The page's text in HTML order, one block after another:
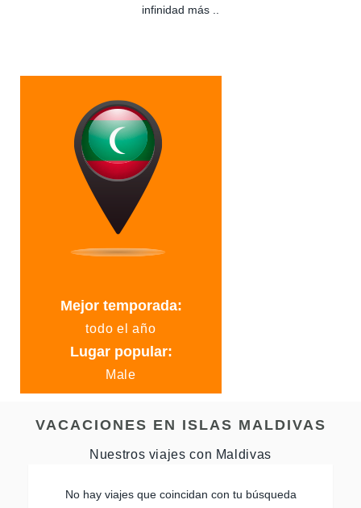
infinidad más ..
Mejor temporada:
todo el año
Lugar popular:
Male
VACACIONES EN ISLAS MALDIVAS
Nuestros viajes con Maldivas
No hay viajes que coincidan con tu búsqueda